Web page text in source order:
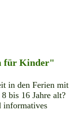
für Kinder"
in den Ferien mit
bis 16 Jahre alt?
informatives